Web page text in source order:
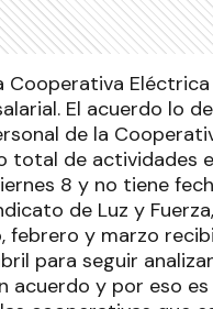
El acuerdo lo
de la
total de actividades
8 y no tiene
de Luz y
febrero y marzo
para seguir
acuerdo y por eso